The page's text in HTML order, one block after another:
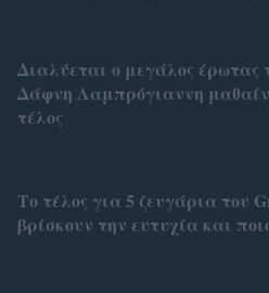
Διαλύεται ο μεγάλος έρωτας
Δάφνη Λαμπρόγιαννη
τέλος
Το τέλος για 5 ζευγάρια του
βρίσκουν την ευτυχία και